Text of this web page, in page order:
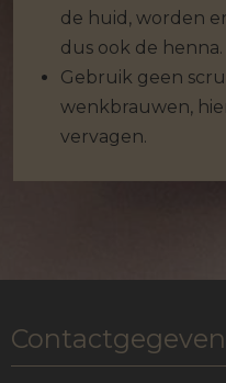
de huid, worden
dus ook de
Gebruik geen
wenkbrauwen,
vervagen.